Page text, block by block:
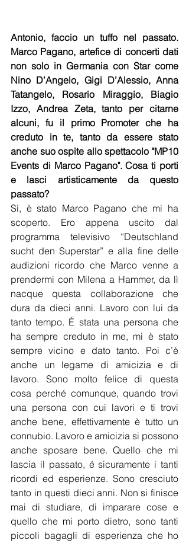
Antonio, faccio un tuffo nel passato.
Marco Pagano, artefice di concerti dati
non solo in Germania con Star come
Nino D’Angelo, Gigi D’Alessio, Anna
Tatangelo, Rosario Miraggio, Biagio
Izzo, Andrea Zeta, tanto per citarne
alcuni, fu il primo Promoter che ha
creduto in te, tanto da essere stato
anche suo ospite allo spettacolo "MP10
Events di Marco Pagano". Cosa ti porti
e lasci artisticamente da questo
passato?
Si, è stato Marco Pagano che mi ha
scoperto. Ero appena uscito dal
programma televisivo “Deutschland
sucht den Superstar” e alla fine delle
audizioni ricordo che Marco venne a
prendermi con Milena a Hammer, da lì
nacque questa collaborazione che
dura da dieci anni. Lavoro con lui da
tanto tempo. É stata una persona che
ha sempre creduto in me, mi è stato
sempre vicino e dato tanto. Poi c’è
anche un legame di amicizia e di
lavoro. Sono molto felice di questa
cosa perché comunque, quando trovi
una persona con cui lavori e ti trovi
anche bene, effettivamente è tutto un
connubio. Lavoro e amicizia si possono
anche sposare bene. Quello che mi
lascia il passato, é sicuramente i tanti
ricordi ed esperienze. Sono cresciuto
tanto in questi dieci anni. Non si finisce
mai di studiare, di imparare cose e
quello che mi porto dietro, sono tanti
piccoli bagagli di esperienza che ho